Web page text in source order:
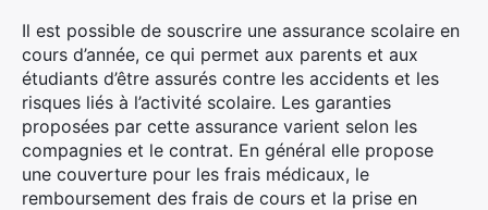
Il est possible de souscrire une assurance scolaire en
cours d’année, ce qui permet aux parents et aux
étudiants d’être assurés contre les accidents et les
risques liés à l’activité scolaire. Les garanties
proposées par cette assurance varient selon les
compagnies et le contrat. En général elle propose
une couverture pour les frais médicaux, le
remboursement des frais de cours et la prise en